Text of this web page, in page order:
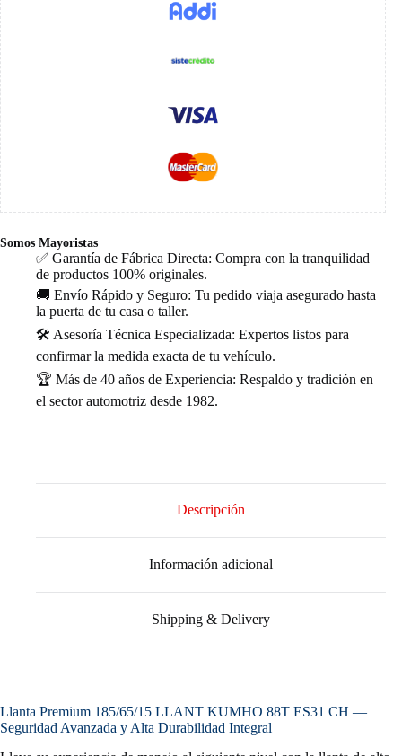
Somos Mayoristas
✅ Garantía de Fábrica Directa: Compra con la tranquilidad
de productos 100% originales.
🚚 Envío Rápido y Seguro: Tu pedido viaja asegurado hasta
la puerta de tu casa o taller.
🛠️ Asesoría Técnica Especializada: Expertos listos para
confirmar la medida exacta de tu vehículo.
🏆 Más de 40 años de Experiencia: Respaldo y tradición en
el sector automotriz desde 1982.
Descripción
Información adicional
Shipping & Delivery
Llanta Premium 185/65/15 LLANT KUMHO 88T ES31 CH —
Seguridad Avanzada y Alta Durabilidad Integral